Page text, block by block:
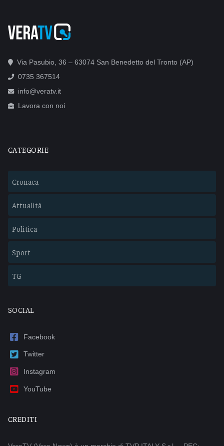
Via Pasubio, 36 – 63074 San Benedetto del Tronto (AP)
0735 367514
info@veratv.it
Lavora con noi
CATEGORIE
Cronaca
Attualità
Politica
Sport
TG
SOCIAL
Facebook
Twitter
Instagram
YouTube
CREDITI